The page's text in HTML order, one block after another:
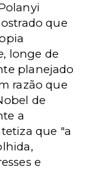
que
, longe de
planejado
razão que
de
a
que "a
e